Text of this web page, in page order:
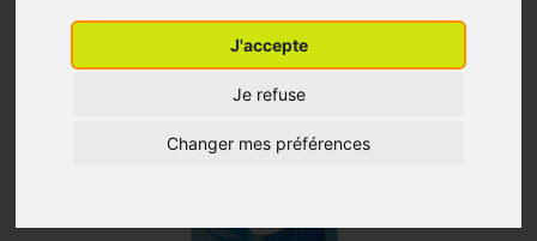
J'accepte
Je refuse
Changer mes préférences